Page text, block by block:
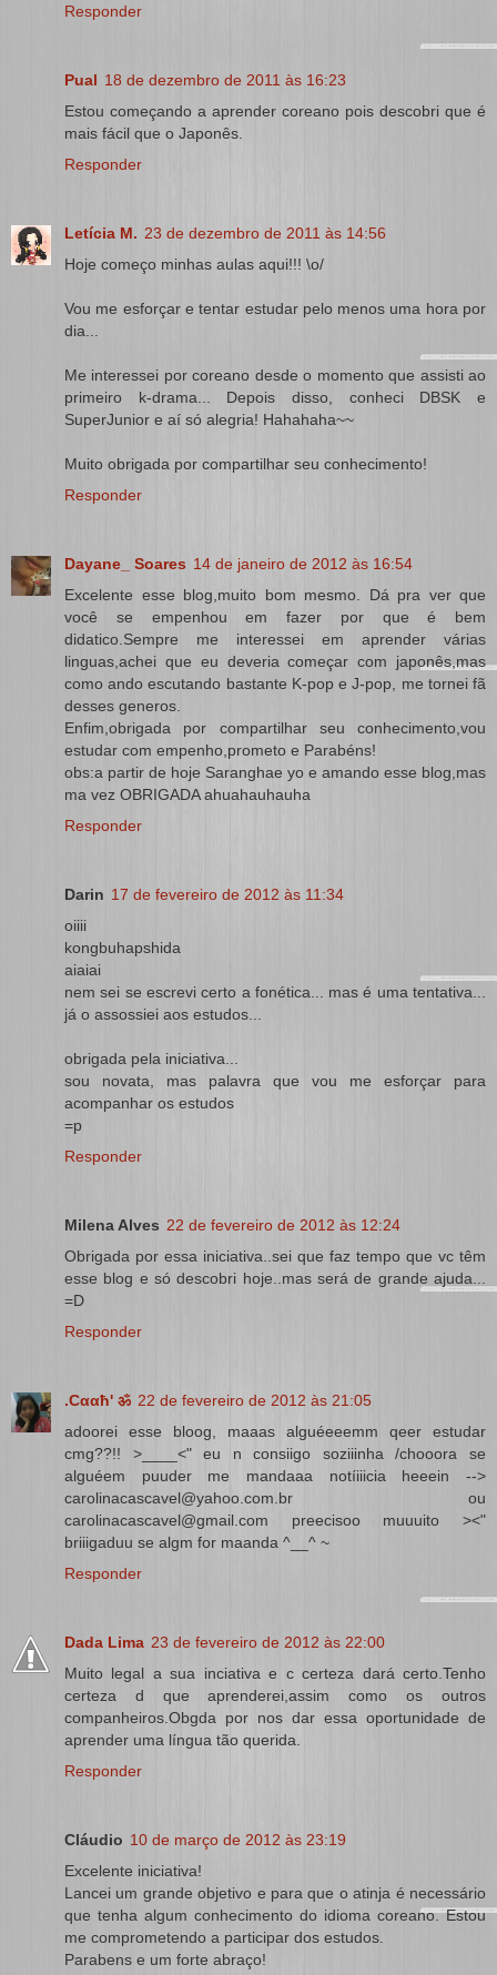
Responder
Pual 18 de dezembro de 2011 às 16:23
Estou começando a aprender coreano pois descobri que é
mais fácil que o Japonês.
Responder
Letícia M. 23 de dezembro de 2011 às 14:56
Hoje começo minhas aulas aqui!!! \o/
Vou me esforçar e tentar estudar pelo menos uma hora por
dia...
Me interessei por coreano desde o momento que assisti ao
primeiro k-drama... Depois disso, conheci DBSK e
SuperJunior e aí só alegria! Hahahaha~~
Muito obrigada por compartilhar seu conhecimento!
Responder
Dayane_ Soares 14 de janeiro de 2012 às 16:54
Excelente esse blog,muito bom mesmo. Dá pra ver que
você se empenhou em fazer por que é bem
didatico.Sempre me interessei em aprender várias
linguas,achei que eu deveria começar com japonês,mas
como ando escutando bastante K-pop e J-pop, me tornei fã
desses generos.
Enfim,obrigada por compartilhar seu conhecimento,vou
estudar com empenho,prometo e Parabéns!
obs:a partir de hoje Saranghae yo e amando esse blog,mas
ma vez OBRIGADA ahuahauhauha
Responder
Darin 17 de fevereiro de 2012 às 11:34
oiiii
kongbuhapshida
aiaiai
nem sei se escrevi certo a fonética... mas é uma tentativa...
já o assossiei aos estudos...
obrigada pela iniciativa...
sou novata, mas palavra que vou me esforçar para
acompanhar os estudos
=p
Responder
Milena Alves 22 de fevereiro de 2012 às 12:24
Obrigada por essa iniciativa..sei que faz tempo que vc têm
esse blog e só descobri hoje..mas será de grande ajuda...
=D
Responder
.Cααħ' ॐ 22 de fevereiro de 2012 às 21:05
adoorei esse bloog, maaas alguéeeemm qeer estudar
cmg??!! >____<" eu n consiigo soziiinha /chooora se
alguéem puuder me mandaaa notíiiicia heeein -->
carolinacascavel@yahoo.com.br ou
carolinacascavel@gmail.com preecisoo muuuito ><"
briiigaduu se algm for maanda ^__^ ~
Responder
Dada Lima 23 de fevereiro de 2012 às 22:00
Muito legal a sua inciativa e c certeza dará certo.Tenho
certeza d que aprenderei,assim como os outros
companheiros.Obgda por nos dar essa oportunidade de
aprender uma língua tão querida.
Responder
Cláudio 10 de março de 2012 às 23:19
Excelente iniciativa!
Lancei um grande objetivo e para que o atinja é necessário
que tenha algum conhecimento do idioma coreano. Estou
me comprometendo a participar dos estudos.
Parabens e um forte abraço!